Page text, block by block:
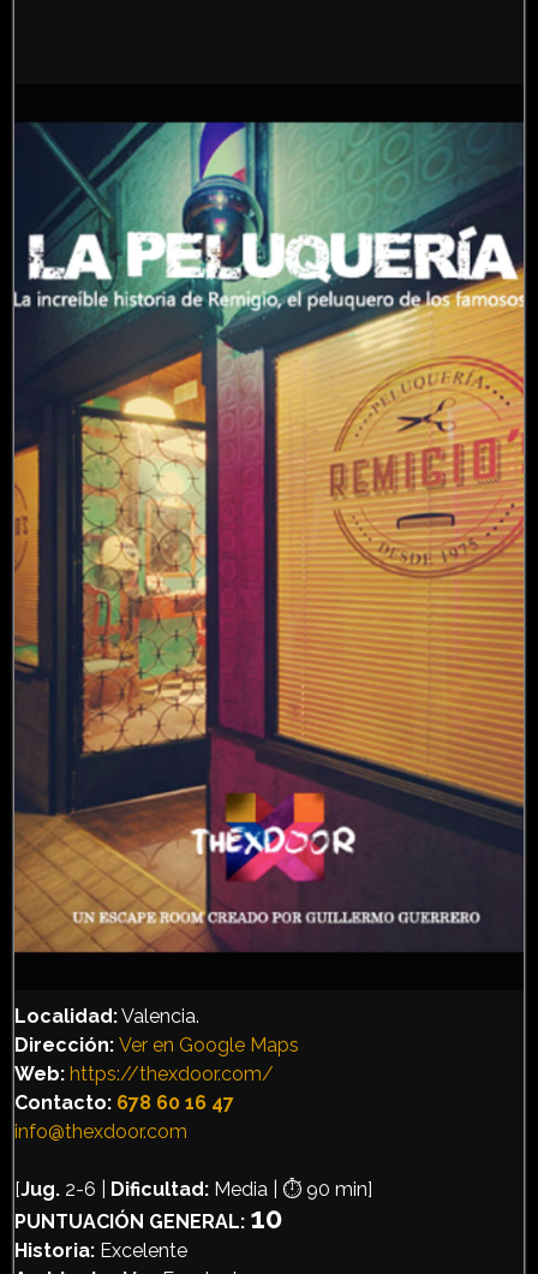
Localidad:Valencia.
Dirección: Ver en Google Maps
Web: https://thexdoor.com/
Contacto: 678 60 16 47
info@thexdoor.com
[Jug. 2-6 | Dificultad: Media | ⏱️ 90 min]
PUNTUACIÓN GENERAL: 10
Historia: Excelente